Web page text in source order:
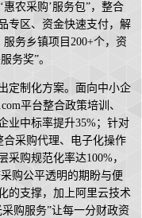
农采购’服务包”，整合
专区、资金快速支付，解
服务乡镇项目200+个，资
务奖”。
定制化方案。面向中小企
平台整合政策培训、
业中标率提升35%；针对
合采购代理、电子化操作
购规范化率达100%，
购公平透明的期盼与便
的支撑，加上阿里云技术
购服务”让每一分财政资